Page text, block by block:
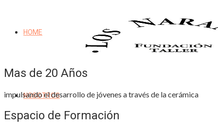
HOME
NOSOTROS
Mas de 20 Años
impulsando el desarrollo de jóvenes a través de la cerámica
Espacio de Formación